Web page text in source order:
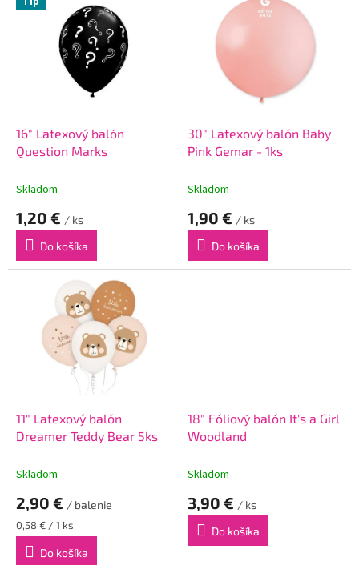
16" Latexový balón
Question Marks
Skladom
1,20 € / ks
Do košíka
30" Latexový balón Baby
Pink Gemar - 1ks
Skladom
1,90 € / ks
Do košíka
11" Latexový balón
Dreamer Teddy Bear 5ks
Skladom
2,90 € / balenie
Jednotková
cena:
0,58 € / 1 ks
Do košíka
18" Fóliový balón It's a Girl
Woodland
Skladom
3,90 € / ks
Do košíka